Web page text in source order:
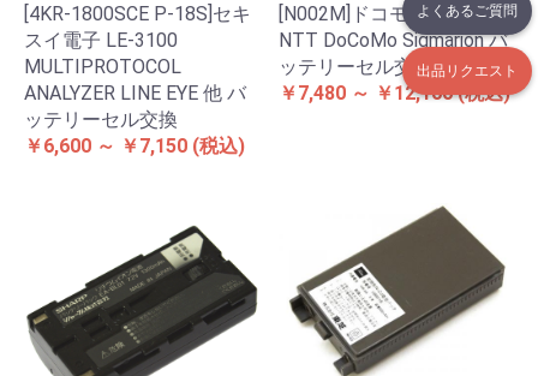
よくあるご質問
出品リクエスト
[4KR-1800SCE P-18S]セキ
スイ電子 LE-3100
MULTIPROTOCOL
ANALYZER LINE EYE 他 バ
ッテリーセル交換
￥6,600 ～ ￥7,150 (税込)
[N002M]ドコモ docomo
NTT DoCoMo Sigmarion バ
ッテリーセル交換
￥7,480 ～ ￥12,100(税込)